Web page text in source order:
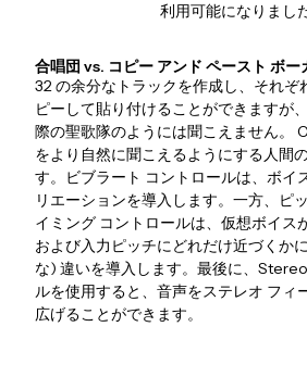
利用可能になりました
合唱団 vs. コピー アンド ペースト ボー
32 の余分なトラックを作成し、それぞ
ピーして貼り付けることができますが
際の聖歌隊のようには聞こえません。
をより自然に聞こえるようにする人間
す。ビブラート コントロールは、ボイ
リエーションを導入します。一方、ピ
イミング コントロールは、仮想ボイス
および入力ピッチにどれだけ近づくか
な) 違いを導入します。最後に、
ルを使用すると、音声をステレオ フィ
広げることができます。